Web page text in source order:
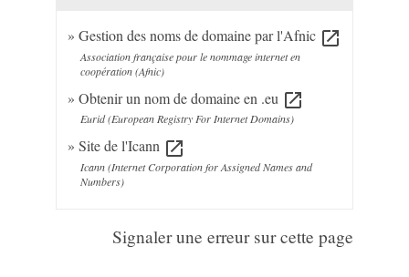
Gestion des noms de domaine par l'Afnic open_in_new
Association française pour le nommage internet en
coopération (Afnic)
Obtenir un nom de domaine en .eu open_in_new
Eurid (European Registry For Internet Domains)
Site de l'Icann open_in_new
Icann (Internet Corporation for Assigned Names and
Numbers)
Signaler une erreur sur cette page